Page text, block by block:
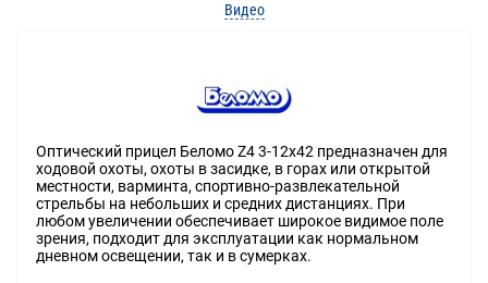
Видео
Оптический прицел Беломо Z4 3-12x42 предназначен для
ходовой охоты, охоты в засидке, в горах или открытой
местности, варминта, спортивно-развлекательной
стрельбы на небольших и средних дистанциях. При
любом увеличении обеспечивает широкое видимое поле
зрения, подходит для эксплуатации как нормальном
дневном освещении, так и в сумерках.